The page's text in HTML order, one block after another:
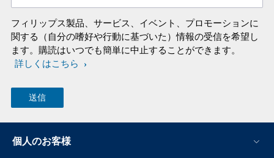
フィリップス製品、サービス、イベント、プロモーションに
関する（自分の嗜好や行動に基づいた）情報の受信を希望し
ます。購読はいつでも簡単に中止することができます。
詳しくはこちら
個人のお客様